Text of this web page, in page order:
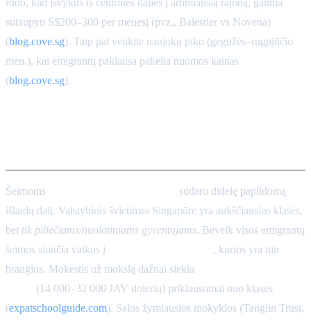
sutaupyti S$200–300 per mėnesį (pvz., Balestier vs Novena)
(blog.cove.sg). Taip pat venkite naujokų piko (gegužės–rugpjūčio
mėn.), kai emigrantų paklausa pakelia nuomos kainas
(blog.cove.sg).
Šeimoms
sudaro didelę papildomą
išlaidų dalį. Valstybinis švietimas Singapūre yra aukščiausios klasės,
bet tik piliečiams/nuolatiniams gyventojams. Beveik visos emigrantų
šeimos siunčia vaikus į
, kurios yra itin
brangios. Mokestis už mokslą dažnai siekia
(14 000–32 000 JAV dolerių) priklausomai nuo klasės
(expatschoolguide.com). Salos žymiausios mokyklos (Tanglin Trust,